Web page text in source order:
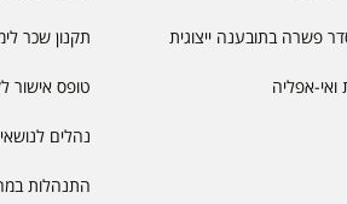
פשרה בתובענה ייצוגית
ואי-אפליה
תקנון שכר
טופס אישור
נהלים
התנהלות